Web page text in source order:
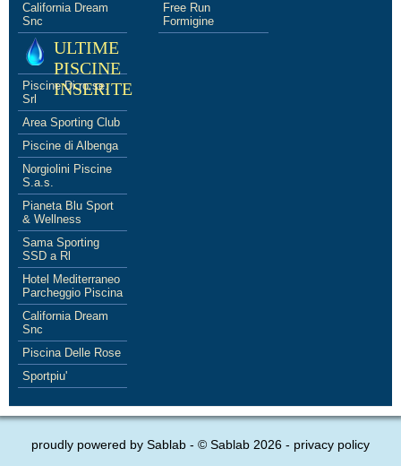
California Dream
Snc
Free Run
Formigine
ULTIME
PISCINE
INSERITE
Piscine Di.ro.se.
Srl
Area Sporting Club
Piscine di Albenga
Norgiolini Piscine
S.a.s.
Pianeta Blu Sport
& Wellness
Sama Sporting
SSD a Rl
Hotel Mediterraneo
Parcheggio Piscina
California Dream
Snc
Piscina Delle Rose
Sportpiu'
proudly powered by Sablab - © Sablab 2026 - privacy policy